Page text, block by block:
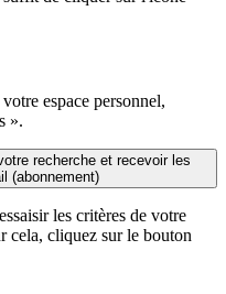
espace personnel,
».
recherche et recevoir les
(abonnement)
les critères de votre
cela, cliquez sur le bouton